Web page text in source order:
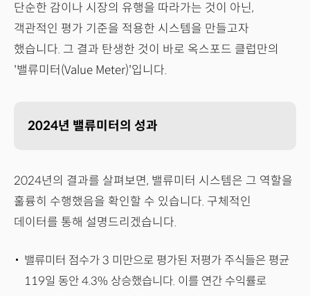
단순한 감이나 시장의 유행을 따라가는 것이 아닌,
객관적인 평가 기준을 적용한 시스템을 만들고자
했습니다. 그 결과 탄생한 것이 바로 옥스포드 클럽만의
'밸류미터(Value Meter)'입니다.
2024년 밸류미터의 성과
2024년의 결과를 살펴보면, 밸류미터 시스템은 그 역할을
훌륭히 수행했음을 확인할 수 있습니다. 구체적인
데이터를 통해 설명드리겠습니다.
밸류미터 점수가 3 미만으로 평가된 저평가 주식들은 평균
119일 동안 4.3% 상승했습니다. 이를 연간 수익률로